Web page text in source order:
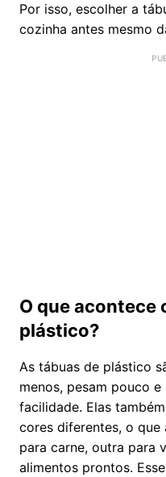
Por isso, escolher a
cozinha antes mesmo
O que acontece
plástico?
As tábuas de plástico
menos, pesam pouco
facilidade. Elas
cores diferentes, o que
para carne, outra para
alimentos prontos.